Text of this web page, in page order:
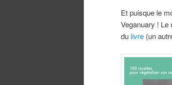
Et puisque le
Veganuary ! Le
du livre (un